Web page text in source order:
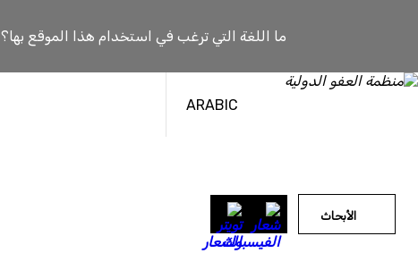
ما اللغة التي ترغب في استخدام هذا الموقع بها؟
ARABIC
الأبحاث